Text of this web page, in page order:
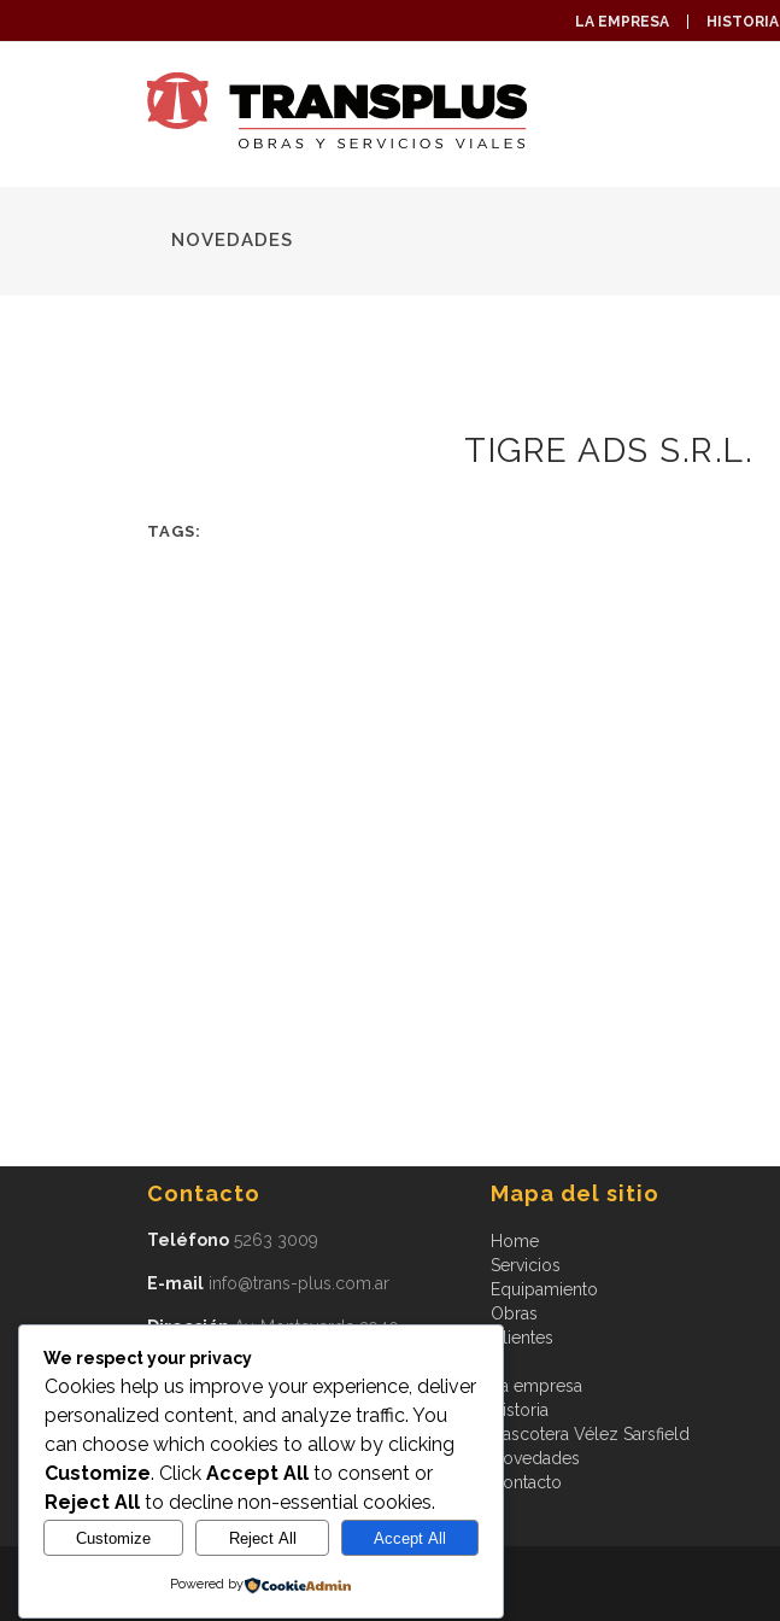
LA EMPRESA HISTORIA
NOVEDADES
TIGRE ADS S.R.L.
TAGS:
Contacto
Teléfono 5263 3009
E-mail info@trans-plus.com.ar
DirecciónAv. Monteverde 3940
Provincia de Buenos Aires
Argentina
Mapa del sitio
Home
Servicios
Equipamiento
Obras
Clientes
La empresa
Historia
Cascotera Vélez Sarsfield
Novedades
Contacto
Transplus © 2015- All Rights Reserved
We respect your privacy
Cookies help us improve your experience, deliver
personalized content, and analyze traffic. You
can choose which cookies to allow by clicking
Customize. Click Accept All to consent or
Reject All to decline non-essential cookies.
Customize Reject All Accept All
Powered by